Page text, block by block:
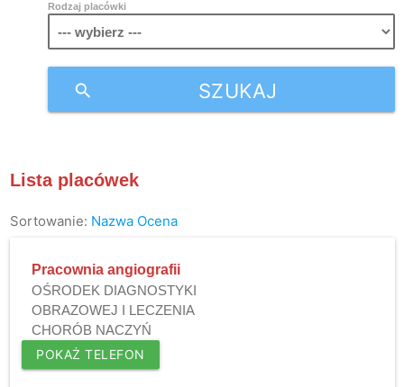
Rodzaj placówki
SZUKAJ
search
Lista placówek
Sortowanie: Nazwa Ocena
Pracownia angiografii
OŚRODEK DIAGNOSTYKI
OBRAZOWEJ I LECZENIA
CHORÓB NACZYŃ
POKAŻ TELEFON